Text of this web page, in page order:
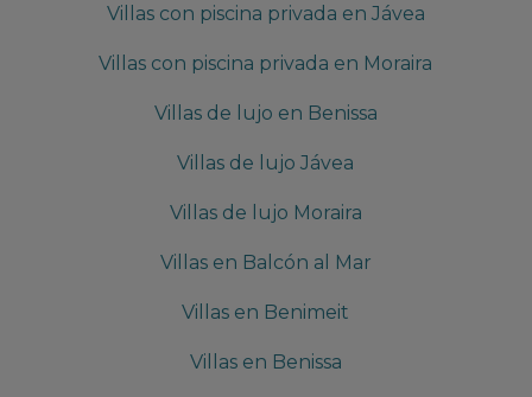
Villas con piscina privada en Jávea
Villas con piscina privada en Moraira
Villas de lujo en Benissa
Villas de lujo Jávea
Villas de lujo Moraira
Villas en Balcón al Mar
Villas en Benimeit
Villas en Benissa